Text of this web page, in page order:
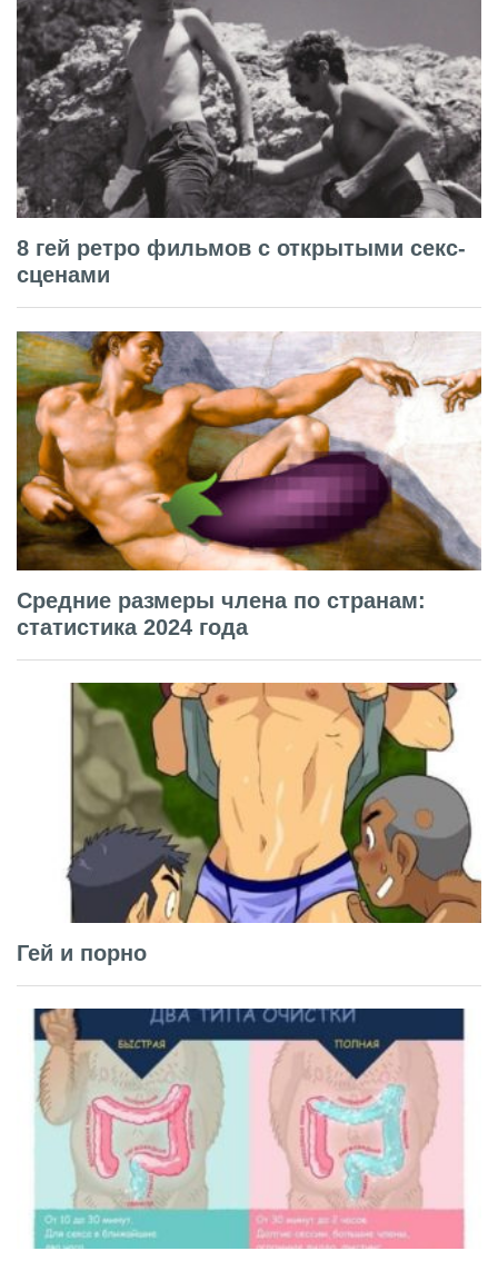
8 гей ретро фильмов с открытыми секс-
сценами
Средние размеры члена по странам:
статистика 2024 года
Гей и порно